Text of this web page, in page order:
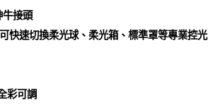
牛接頭
快速切換柔光球、柔光箱、標準罩等專業控光
彩可調